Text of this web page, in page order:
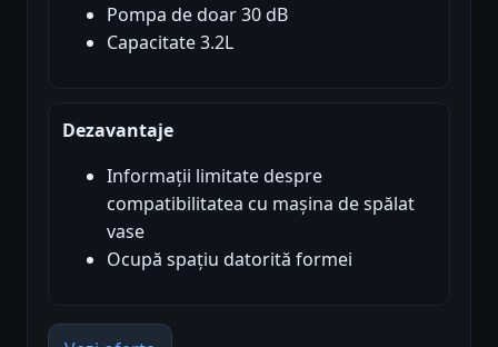
Pompa de doar 30 dB
Capacitate 3.2L
Dezavantaje
Informații limitate despre
compatibilitatea cu mașina de spălat
vase
Ocupă spațiu datorită formei